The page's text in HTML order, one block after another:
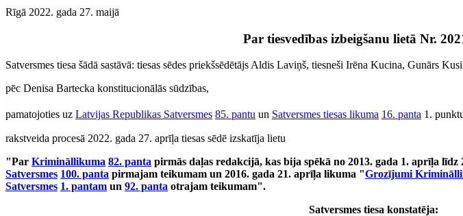
Rīgā 2022. gada 27. maijā
Par tiesvedības izbeigšanu lietā Nr.
Satversmes tiesa šādā sastāvā: tiesas sēdes priekšsēdētājs Aldis Laviņš, tiesneši Irēna Kucina, Gunārs
pēc Denisa Bartecka konstitucionālās sūdzības,
pamatojoties uz Latvijas Republikas Satversmes 85. pantu un Satversmes tiesas likuma 16. panta 1.
rakstveida procesā 2022. gada 27. aprīļa tiesas sēdē izskatīja lietu
"Par Krimināllikuma 82. panta pirmās daļas redakcijā, kas bija spēkā no 2013. gada 1. aprīļa līdz
Satversmes 100. panta pirmajam teikumam un 2016. gada 21. aprīļa likuma "Grozījumi
Satversmes 1. pantam un 92. panta otrajam teikumam".
Satversmes tiesa konstatēja: